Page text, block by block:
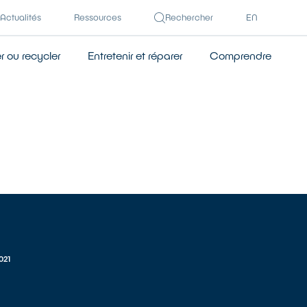
Actualités Ressources Rechercher EN
ou recycler Entretenir et réparer Comprendre